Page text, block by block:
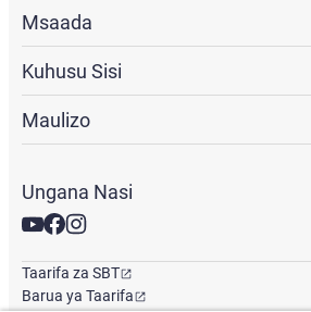
Msaada
Kuhusu Sisi
Maulizo
Ungana Nasi
Taarifa za SBT
Barua ya Taarifa